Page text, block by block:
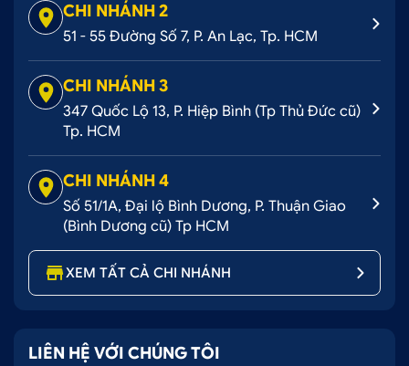
CHI NHÁNH 2
51 - 55 Đường Số 7, P. An Lạc, Tp. HCM
CHI NHÁNH 3
347 Quốc Lộ 13, P. Hiệp Bình (Tp Thủ Đức cũ)
Tp. HCM
CHI NHÁNH 4
Số 51/1A, Đại lộ Bình Dương, P. Thuận Giao
(Bình Dương cũ) Tp HCM
XEM TẤT CẢ CHI NHÁNH
LIÊN HỆ VỚI CHÚNG TÔI